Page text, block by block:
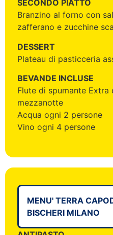
SECONDO PIATTO
Branzino al forno con
zafferano e zucchine
DESSERT
Plateau di pasticceria
BEVANDE INCLUSE
Flute di spumante
mezzanotte
Acqua ogni 2 persone
Vino ogni 4 persone
MENU' TERRA
BISCHERI MILANO